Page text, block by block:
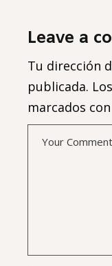
Leave a
Tu dirección
publicada.
marcados